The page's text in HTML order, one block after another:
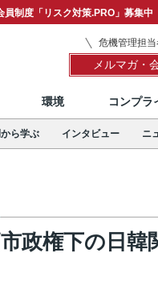
制度「リスク対策.PRO」募集中
危機管理担
メルマガ・
環境 コンプラ
ら学ぶ インタビュー ニ
政権下の日韓